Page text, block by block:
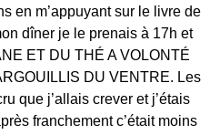
en m’appuyant sur le livre de
dîner je le prenais à 17h et
ET DU THÉ A VOLONTÉ
DU VENTRE. Les
que j’allais crever et j’étais
franchement c’était moins